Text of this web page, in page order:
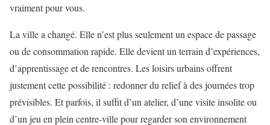
vraiment pour vous.
La ville a changé. Elle n’est plus seulement un espace de passage
ou de consommation rapide. Elle devient un terrain d’expériences,
d’apprentissage et de rencontres. Les loisirs urbains offrent
justement cette possibilité : redonner du relief à des journées trop
prévisibles. Et parfois, il suffit d’un atelier, d’une visite insolite ou
d’un jeu en plein centre-ville pour regarder son environnement